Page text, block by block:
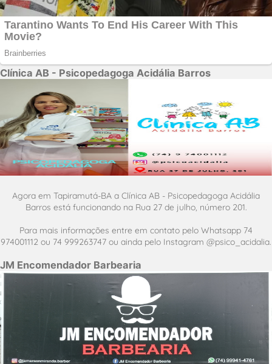
Clínica AB - Psicopedagoga Acidália Barros
Agora em Tapiramutá-BA a Clínica AB - Psicopedagoga Acidália
Barros está funcionando na Rua 27 de julho, número 201.
Para mais informações entre em contato pelo Whatsapp 74
974001112 ou 74 999263747 ou ainda pelo Instagram @psico_acidalia.
JM Encomendador Barbearia